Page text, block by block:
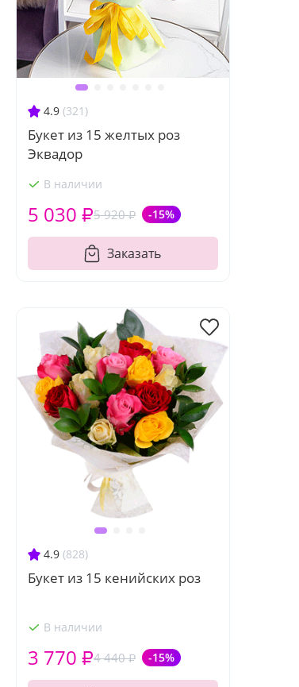
4.9 (321)
Букет из 15 желтых роз
Эквадор
В наличии
5 920 ₽ -15%
5 030 ₽
Заказать
4.9 (828)
Букет из 15 кенийских роз
В наличии
4 440 ₽ -15%
3 770 ₽